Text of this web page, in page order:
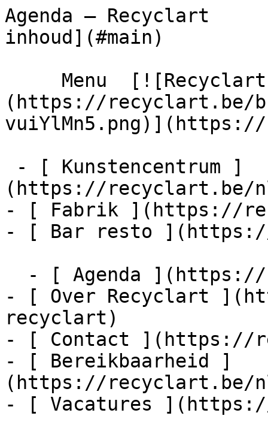
Agenda –
inhoud](#main)
(https://recyclart.be/
(https://recyclart.be/
- [ Fabrik ](https://
- [ Bar resto
- [ Over Recyclart
recyclart)
- [ Contact ](https://
- [ Bereikbaarheid ]
(https://recyclart.be/
- [ Vacatures